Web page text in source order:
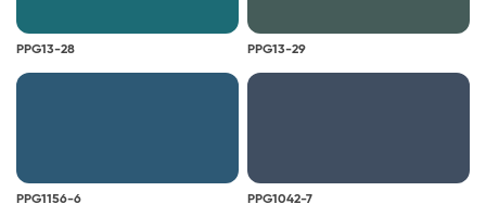
PPG13-28 PPG13-29
PPG1156-6 PPG1042-7